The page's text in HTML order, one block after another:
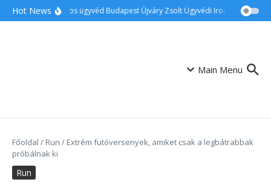
Ugrás a tartalomhoz
Hot NewsIngatlanos ügyvéd Budapest Újváry Zsolt Ügyvédi Iroda Családi
Main Menu
Főoldal / Run / Extrém futóversenyek, amiket csak a legbátrabbak
próbálnak ki
Run